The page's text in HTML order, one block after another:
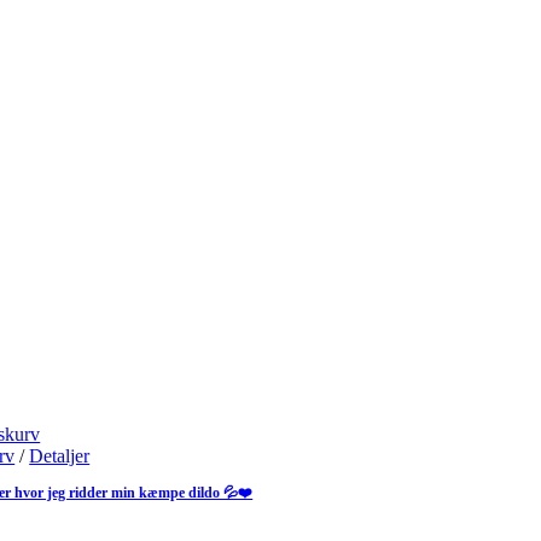
/ Detaljer
hvor jeg ridder min kæmpe dildo 💦❤️